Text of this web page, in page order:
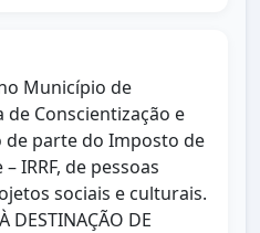
Município de
de Conscientização e
de parte do Imposto de
IRRF, de pessoas
sociais e culturais.
DESTINAÇÃO DE